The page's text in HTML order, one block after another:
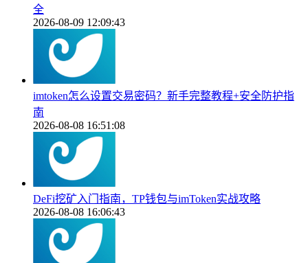
全
2026-08-09 12:09:43
imtoken怎么设置交易密码？新手完整教程+安全防护指
南
2026-08-08 16:51:08
DeFi挖矿入门指南，TP钱包与imToken实战攻略
2026-08-08 16:06:43